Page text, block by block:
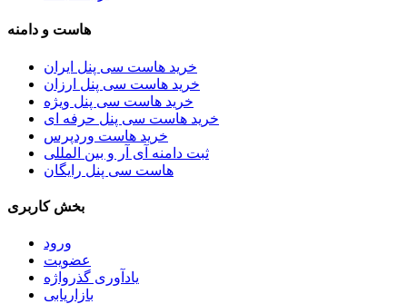
هاست و دامنه
خرید هاست سی پنل ایران
خرید هاست سی پنل ارزان
خرید هاست سی پنل ویژه
خرید هاست سی پنل حرفه ای
خرید هاست وردپرس
ثبت دامنه آی آر و بین المللی
هاست سی پنل رایگان
بخش کاربری
ورود
عضویت
یادآوری گذرواژه
بازاریابی